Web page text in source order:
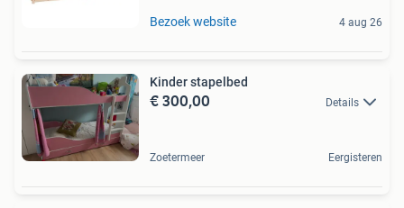
Bezoek website 4 aug 26
Kinder stapelbed
€ 300,00 Details
Zoetermeer Eergisteren